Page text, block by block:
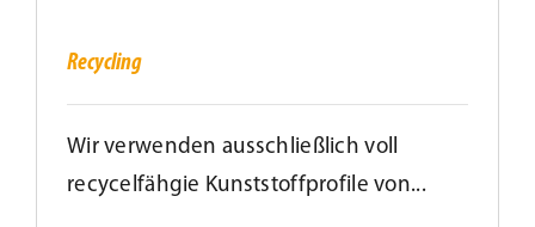
Recycling
Wir verwenden ausschließlich voll
recycelfähgie Kunststoffprofile von...